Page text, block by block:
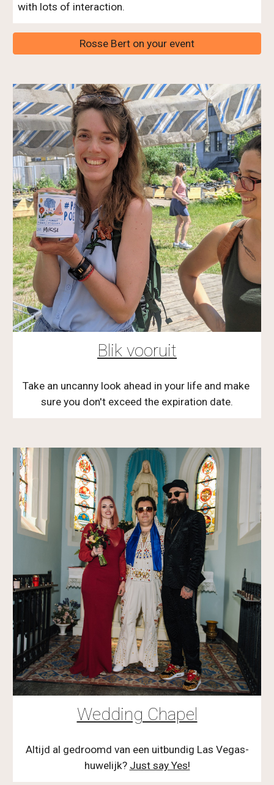
with lots of interaction.
Rosse Bert on your event
Blik vooruit
Take an uncanny look ahead in your life and make
sure you don't exceed the expiration date.
Wedding Chapel
Altijd al gedroomd van een uitbundig Las Vegas-
huwelijk? Just say Yes!